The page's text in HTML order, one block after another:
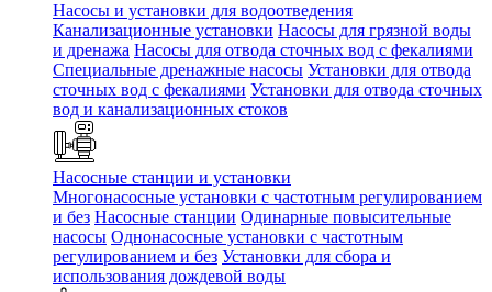
Насосы и установки для водоотведения
Канализационные установки Насосы для грязной воды
и дренажа Насосы для отвода сточных вод c фекалиями
Специальные дренажные насосы Установки для отвода
сточных вод c фекалиями Установки для отвода сточных
вод и канализационных стоков
Насосные станции и установки
Многонасосные установки с частотным регулированием
и без Насосные станции Одинарные повысительные
насосы Однонасосные установки с частотным
регулированием и без Установки для сбора и
использования дождевой воды